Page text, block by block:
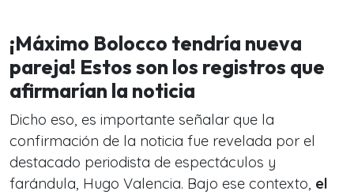
¡Máximo Bolocco tendría nueva
pareja! Estos son los registros que
afirmarían la noticia
Dicho eso, es importante señalar que la
confirmación de la noticia fue revelada por el
destacado periodista de espectáculos y
farándula, Hugo Valencia. Bajo ese contexto, el